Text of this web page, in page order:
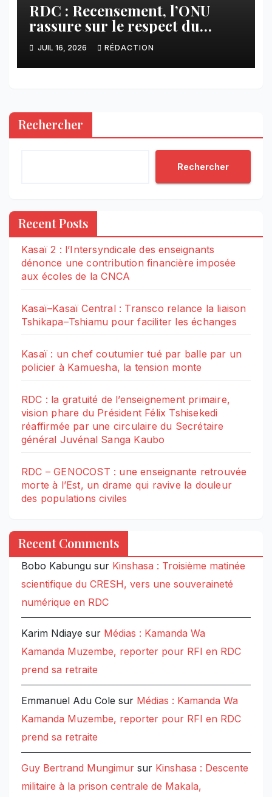
RDC : Recensement, l’ONU
rassure sur le respect du
calendrier constitutionnel
JUIL 16, 2026 RÉDACTION
Rechercher
Rechercher
Recent Posts
Kasaï 2 : l’Intersyndicale des enseignants
dénonce une contribution financière imposée
aux écoles de la CNCA
Kasaï–Kasaï Central : Transco relance la liaison
Tshikapa–Tshiamu pour faciliter les échanges
Kasaï : un chef coutumier tué par balle par un
policier à Kamuesha, la tension monte
RDC : la gratuité de l’enseignement primaire,
vision phare du Président Félix Tshisekedi
réaffirmée par une circulaire du Secrétaire
général Juvénal Sanga Kaubo
RDC – GENOCOST : une enseignante retrouvée
morte à l’Est, un drame qui ravive la douleur
des populations civiles
Recent Comments
Bobo Kabungu sur Kinshasa : Troisième matinée
scientifique du CRESH, vers une souveraineté
numérique en RDC
Karim Ndiaye sur Médias : Kamanda Wa
Kamanda Muzembe, reporter pour RFI en RDC
prend sa retraite
Emmanuel Adu Cole sur Médias : Kamanda Wa
Kamanda Muzembe, reporter pour RFI en RDC
prend sa retraite
Guy Bertrand Mungimur sur Kinshasa : Descente
militaire à la prison centrale de Makala,